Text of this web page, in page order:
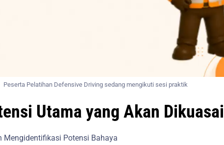
Peserta Pelatihan Defensive Driving sedang mengikuti sesi praktik
Utama yang Akan Dikuasai
Mengidentifikasi Potensi Bahaya